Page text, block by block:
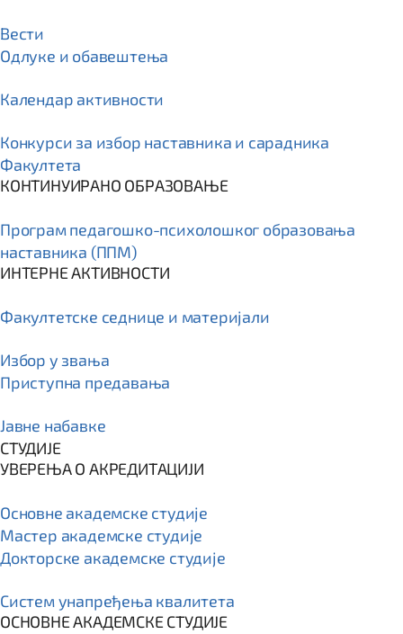
Вести
Одлуке и обавештења
Календар активности
Конкурси за избор наставника и сарадника
Факултета
КОНТИНУИРАНО ОБРАЗОВАЊЕ
Програм пeдагошко-психолошког образовања
наставника (ППМ)
ИНТЕРНЕ АКТИВНОСТИ
Факултетске седнице и материјали
Избор у звања
Приступна предавања
Јавне набавке
СТУДИЈЕ
УВЕРЕЊА О АКРЕДИТАЦИЈИ
Основне академске студије
Мастер академске студије
Докторске академске студије
Систем унапређења квалитета
ОСНОВНЕ АКАДЕМСКЕ СТУДИЈЕ